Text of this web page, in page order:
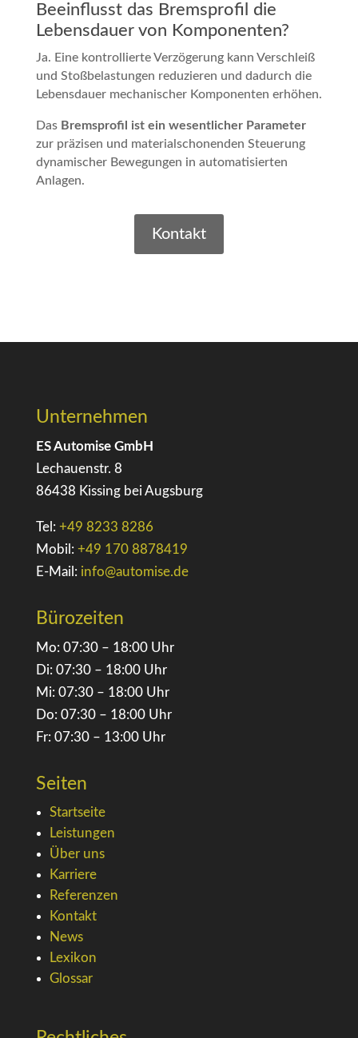
Beeinflusst das Bremsprofil die
Lebensdauer von Komponenten?
Ja. Eine kontrollierte Verzögerung kann Verschleiß
und Stoßbelastungen reduzieren und dadurch die
Lebensdauer mechanischer Komponenten erhöhen.
Das Bremsprofil ist ein wesentlicher Parameter
zur präzisen und materialschonenden Steuerung
dynamischer Bewegungen in automatisierten
Anlagen.
Kontakt
Unternehmen
ES Automise GmbH
Lechauenstr. 8
86438 Kissing bei Augsburg
Tel: +49 8233 8286
Mobil: +49 170 8878419
E-Mail: info@automise.de
Bürozeiten
Mo: 07:30 – 18:00 Uhr
Di: 07:30 – 18:00 Uhr
Mi: 07:30 – 18:00 Uhr
Do: 07:30 – 18:00 Uhr
Fr: 07:30 – 13:00 Uhr
Seiten
Startseite
Leistungen
Über uns
Karriere
Referenzen
Kontakt
News
Lexikon
Glossar